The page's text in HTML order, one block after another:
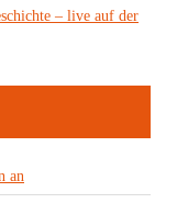
– live auf der
an